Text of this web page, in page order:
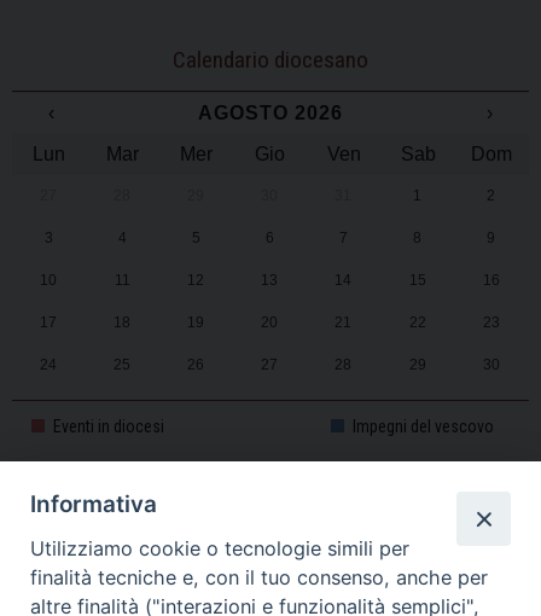
Calendario diocesano
‹ AGOSTO 2026
›
Lun
Mar Mer Gio Ven Sab Dom
1 2
3 4 5 6 7 8 9
10 11 12 13 14 15 16
17 18 19 20 21 22 23
24 25 26 27 28 29 30
Eventi in diocesi Impegni del vescovo
CALENDARIO PASTORALE 2025-2026
Informativa
Utilizziamo cookie o tecnologie simili per
finalità tecniche e, con il tuo consenso, anche per
altre finalità ("interazioni e funzionalità semplici",